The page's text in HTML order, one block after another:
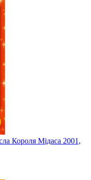
Короля Мідаса 2001,